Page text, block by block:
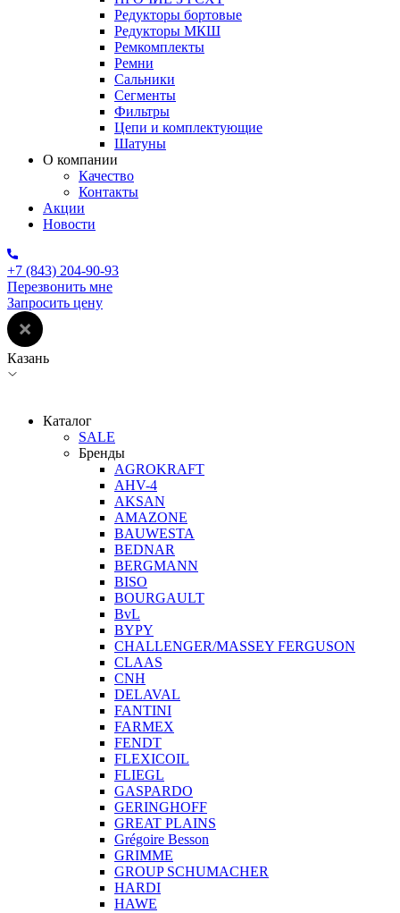
Редукторы бортовые
Редукторы МКШ
Ремкомплекты
Ремни
Сальники
Сегменты
Фильтры
Цепи и комплектующие
Шатуны
О компании
Качество
Контакты
Акции
Новости
+7 (843) 204-90-93
Перезвонить мне
Запросить цену
Казань
Каталог
SALE
Бренды
AGROKRAFT
AHV-4
AKSAN
AMAZONE
BAUWESTA
BEDNAR
BERGMANN
BISO
BOURGAULT
BvL
BYPY
CHALLENGER/MASSEY FERGUSON
CLAAS
CNH
DELAVAL
FANTINI
FARMEX
FENDT
FLEXICOIL
FLIEGL
GASPARDO
GERINGHOFF
GREAT PLAINS
Grégoire Besson
GRIMME
GROUP SCHUMACHER
HARDI
HAWE